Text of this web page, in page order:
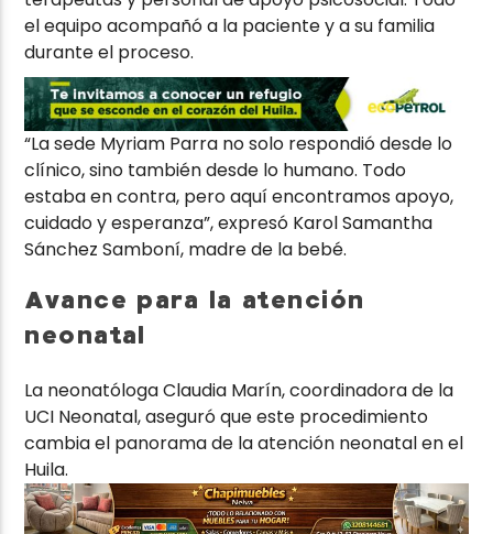
el equipo acompañó a la paciente y a su familia
durante el proceso.
“La sede Myriam Parra no solo respondió desde lo
clínico, sino también desde lo humano. Todo
estaba en contra, pero aquí encontramos apoyo,
cuidado y esperanza”, expresó Karol Samantha
Sánchez Samboní, madre de la bebé.
Avance para la atención
neonatal
La neonatóloga Claudia Marín, coordinadora de la
UCI Neonatal, aseguró que este procedimiento
cambia el panorama de la atención neonatal en el
Huila.